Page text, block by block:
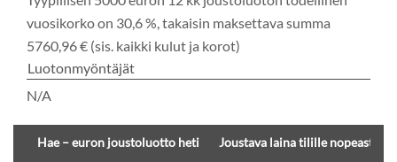
vuosikorko on 30,6 %, takaisin maksettava summa
5760,96 € (sis. kaikki kulut ja korot)
Luotonmyöntäjät
N/A
Hae – euron joustoluotto heti Joustava laina tilille nopeasti